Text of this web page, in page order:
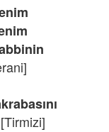
[Tirmizi]